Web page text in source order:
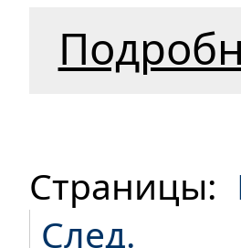
Страницы:
След.